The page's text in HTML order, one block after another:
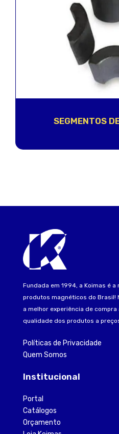
SEGMENTOS
Fundada em 1994, a Koimas é
produtos magnéticos do Brasil!
a melhor experiência de
qualidade dos produtos a
Políticas de Privacidade
Quem Somos
Institucional
Portal
Catálogos
Orçamento